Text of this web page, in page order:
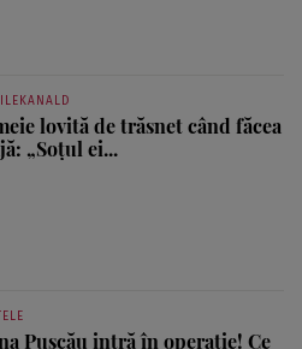
lovită de trăsnet când făcea
„Soțul ei...
Pușcău intră în operație! Ce